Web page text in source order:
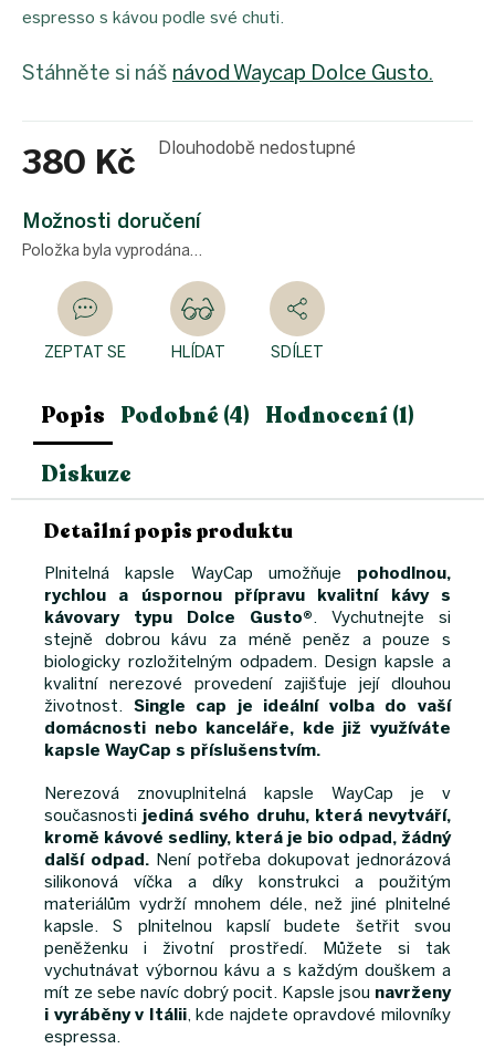
380 Kč
cena:
Dlouhodobě nedostupné
Možnosti doručení
Položka byla vyprodána…
espresso s kávou podle své chuti.
Stáhněte si náš návod Waycap Dolce Gusto.
ZEPTAT SE HLÍDAT SDÍLET
Popis Podobné (4) Hodnocení (1)
Diskuze
Detailní popis produktu
Plnitelná kapsle WayCap umožňuje pohodlnou,
rychlou a úspornou přípravu kvalitní kávy s
kávovary typu Dolce Gusto®. Vychutnejte si
stejně dobrou kávu za méně peněz a pouze s
biologicky rozložitelným odpadem. Design kapsle a
kvalitní nerezové provedení zajišťuje její dlouhou
životnost. Single cap je ideální volba do vaší
domácnosti nebo kanceláře, kde již využíváte
kapsle WayCap s příslušenstvím.
Nerezová znovuplnitelná kapsle WayCap je v
současnosti jediná svého druhu, která nevytváří,
kromě kávové sedliny, která je bio odpad, žádný
další odpad. Není potřeba dokupovat jednorázová
silikonová víčka a díky konstrukci a použitým
materiálům vydrží mnohem déle, než jiné plnitelné
kapsle. S plnitelnou kapslí budete šetřit svou
peněženku i životní prostředí. Můžete si tak
vychutnávat výbornou kávu a s každým douškem a
mít ze sebe navíc dobrý pocit. Kapsle jsou navrženy
i vyráběny v Itálii, kde najdete opravdové milovníky
espressa.